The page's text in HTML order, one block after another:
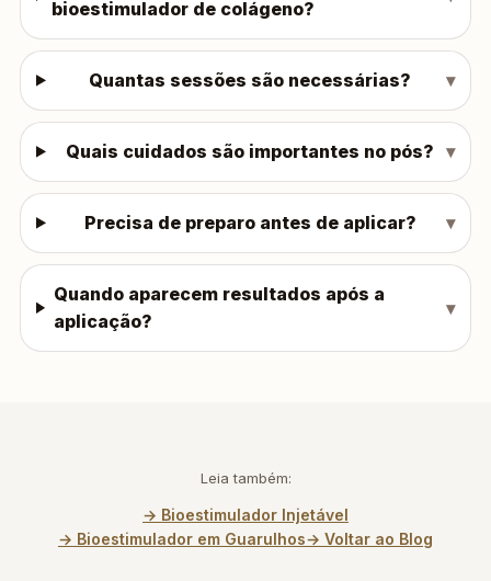
bioestimulador de colágeno?
Quantas sessões são necessárias?
Quais cuidados são importantes no pós?
Precisa de preparo antes de aplicar?
Quando aparecem resultados após a
aplicação?
Leia também:
→ Bioestimulador Injetável
→ Bioestimulador em Guarulhos→ Voltar ao Blog